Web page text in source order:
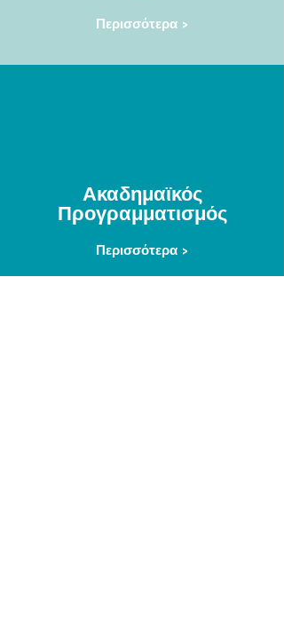
Περισσότερα >
Ακαδημαϊκός
Προγραμματισμός
Περισσότερα >